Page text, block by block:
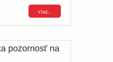
viac..
pozornosť na